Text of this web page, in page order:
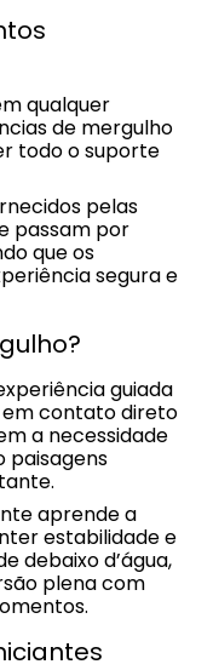
qualquer
de mergulho
todo o suporte
pelas
passam por
que os
segura e
guiada
contato direto
a necessidade
paisagens
aprende a
estabilidade e
debaixo d’água,
plena com